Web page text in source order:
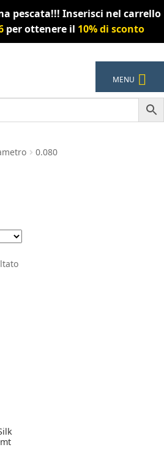
pescata!!! Inserisci nel carrello
per ottenere il 10% di sconto
MENU
0.080